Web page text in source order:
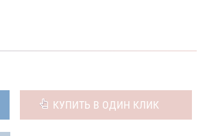
КУПИТЬ В ОДИН КЛИК